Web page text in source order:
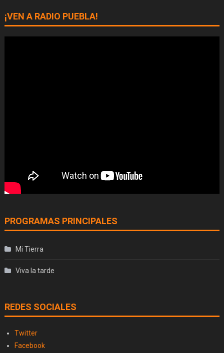
¡VEN A RADIO PUEBLA!
PROGRAMAS PRINCIPALES
Mi Tierra
Viva la tarde
REDES SOCIALES
Twitter
Facebook